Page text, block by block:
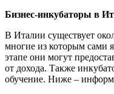
Бизнес-инкубаторы в
В Италии существует
многие из которым сами
этапе они могут
от дохода. Также
обучение. Ниже –